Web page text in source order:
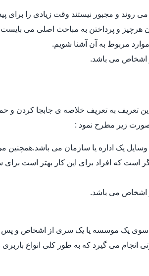
روند و مجبور نیستند وقت زیادی را برای
هرچیز و پرداختن به مباحث اصلی می بایست
مربوط به آن آشنا شویم.
اشخاص می باشد.
تعریف به تعریف خلاصه ی جابجا کردن و
زیر مطرح نمود :
یک اداره یا سازمان می باشد.همچنین
است که افراد برای این کار بهتر است
اشخاص می باشد.
سوی یک موسسه یا یک سری از اشخاص و پس
انجام می گیرد که به طور کلی انواع